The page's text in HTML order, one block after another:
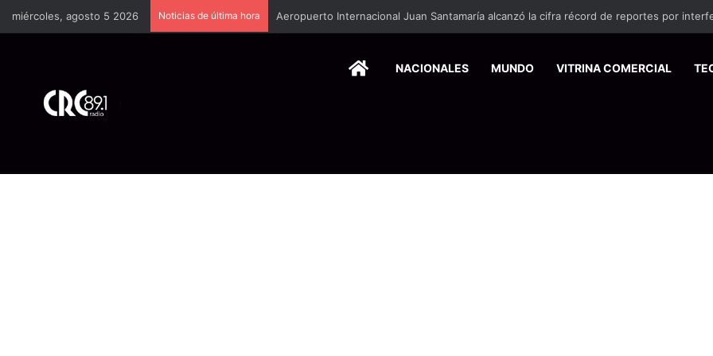
miércoles, agosto 5 2026 Noticias de última hora
HOMENACIONALES MUNDO VITRINA COMERCIAL